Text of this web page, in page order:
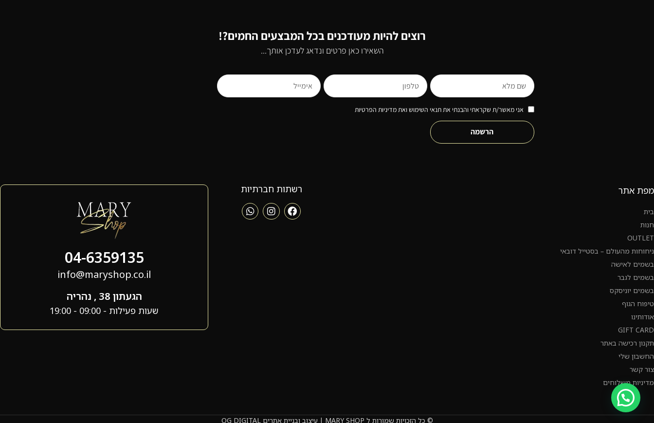
רוצים להיות מעודכנים בכל המבצעים החמים?!
השאירו כאן פרטים ונדאג לעדכן אותך...
אני מאשר/ת שקראתי והבנתי את תנאי השימוש ואת מדיניות הפרטיות
הרשמה
מפת אתר
בית
חנות
OUTLET
ניחוחות מהעולם – בסטייל דובאי
בשמים לאישה
בשמים לגבר
בשמים יוניסקס
טיפוח הגוף
אודותינו
GIFT CARD
תקנון רכישה באתר
החשבון שלי
צור קשר
מדיניות משלוחים
רשתות חברתיות
04-6359135
info@maryshop.co.il
הגעתון 38 , נהריה
שעות פעילות - 09:00 - 19:00
© כל הזכויות שמורות ל MARY SHOP | עיצוב ובניית אתרים OG DIGITAL